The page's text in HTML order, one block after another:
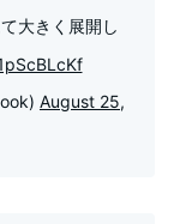
大きく展開し
August 25,